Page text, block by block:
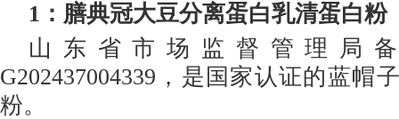
1 ：膳典冠大豆分离蛋白乳清蛋白粉
山东省市场监督管理局
G202437004339，是国家认证的蓝帽
粉。